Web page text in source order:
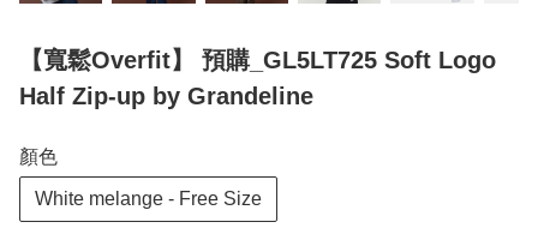
【寬鬆Overfit】 預購_GL5LT725 Soft Logo
Half Zip-up by Grandeline
顏色
White melange - Free Size